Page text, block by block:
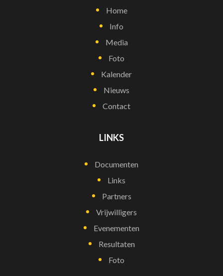
Home
Info
Media
Foto
Kalender
Nieuws
Contact
LINKS
Documenten
Links
Partners
Vrijwilligers
Evenementen
Resultaten
Foto